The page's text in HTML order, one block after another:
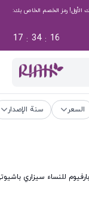
درهم إماراتي على طلبك الأول! رمز الخصم الخاص بك:
16
:
34
:
17
السعر سنة الإصدار
للنساء سيزاري